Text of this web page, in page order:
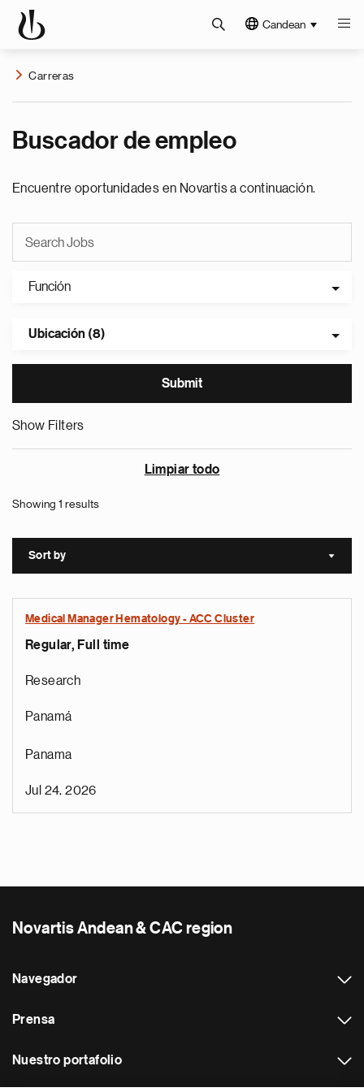
Candean
Carreras
Buscador de empleo
Encuentre oportunidades en Novartis a continuación.
Función
Ubicación (8)
Show Filters
Limpiar todo
Showing 1 results
Sort by Sort
Medical Manager Hematology - ACC Cluster
Regular, Full time
Research
Panamá
Panama
Jul 24, 2026
Novartis Andean & CAC region
Navegador
Prensa
Nuestro portafolio